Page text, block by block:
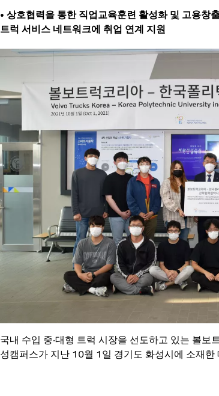
• 상호협력을 통한 직업교육훈련 활성화 및 고용창
트럭 서비스 네트워크에 취업 연계 지원
국내 수입 중∙대형 트럭 시장을 선도하고 있는 볼
성캠퍼스가 지난 10월 1일 경기도 화성시에 소재